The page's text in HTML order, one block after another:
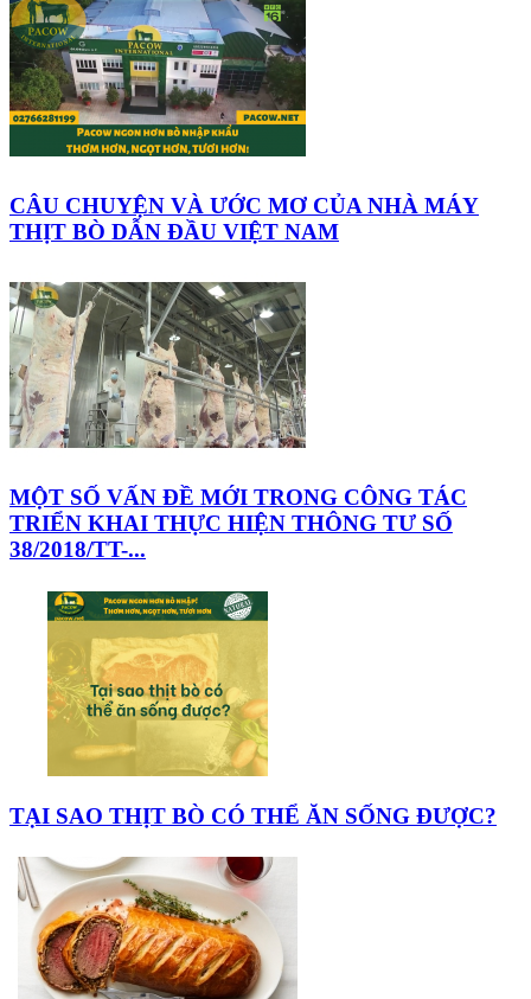
CÂU CHUYỆN VÀ ƯỚC MƠ CỦA NHÀ MÁY
THỊT BÒ DẪN ĐẦU VIỆT NAM
MỘT SỐ VẤN ĐỀ MỚI TRONG CÔNG TÁC
TRIỂN KHAI THỰC HIỆN THÔNG TƯ SỐ
38/2018/TT-...
TẠI SAO THỊT BÒ CÓ THỂ ĂN SỐNG ĐƯỢC?